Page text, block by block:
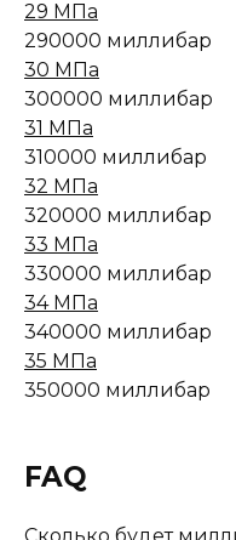
29 МПа
290000 миллибар
30 МПа
300000 миллибар
31 МПа
310000 миллибар
32 МПа
320000 миллибар
33 МПа
330000 миллибар
34 МПа
340000 миллибар
35 МПа
350000 миллибар
FAQ